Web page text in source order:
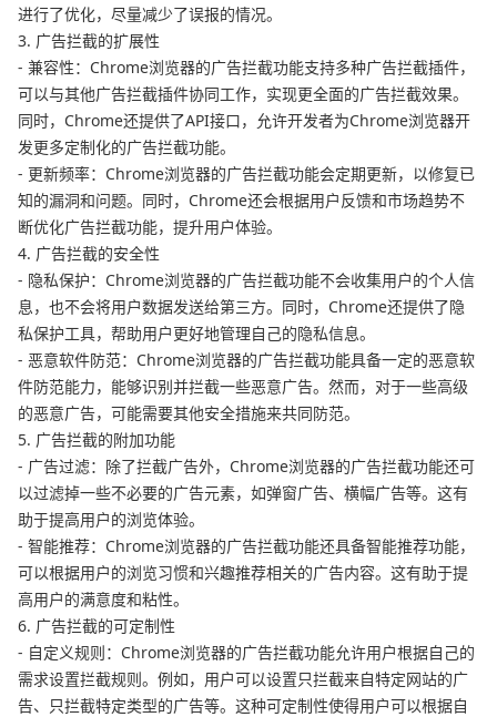
进行了优化，尽量减少了误报的情况。
3. 广告拦截的扩展性
- 兼容性：Chrome浏览器的广告拦截功能支持多种广告拦截插件，
可以与其他广告拦截插件协同工作，实现更全面的广告拦截效果。
同时，Chrome还提供了API接口，允许开发者为Chrome浏览器开
发更多定制化的广告拦截功能。
- 更新频率：Chrome浏览器的广告拦截功能会定期更新，以修复已
知的漏洞和问题。同时，Chrome还会根据用户反馈和市场趋势不
断优化广告拦截功能，提升用户体验。
4. 广告拦截的安全性
- 隐私保护：Chrome浏览器的广告拦截功能不会收集用户的个人信
息，也不会将用户数据发送给第三方。同时，Chrome还提供了隐
私保护工具，帮助用户更好地管理自己的隐私信息。
- 恶意软件防范：Chrome浏览器的广告拦截功能具备一定的恶意软
件防范能力，能够识别并拦截一些恶意广告。然而，对于一些高级
的恶意广告，可能需要其他安全措施来共同防范。
5. 广告拦截的附加功能
- 广告过滤：除了拦截广告外，Chrome浏览器的广告拦截功能还可
以过滤掉一些不必要的广告元素，如弹窗广告、横幅广告等。这有
助于提高用户的浏览体验。
- 智能推荐：Chrome浏览器的广告拦截功能还具备智能推荐功能，
可以根据用户的浏览习惯和兴趣推荐相关的广告内容。这有助于提
高用户的满意度和粘性。
6. 广告拦截的可定制性
- 自定义规则：Chrome浏览器的广告拦截功能允许用户根据自己的
需求设置拦截规则。例如，用户可以设置只拦截来自特定网站的广
告、只拦截特定类型的广告等。这种可定制性使得用户可以根据自